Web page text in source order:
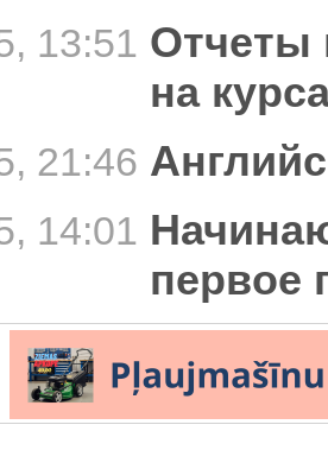
13:51 Отчеты
на
21:46
14:01
первое